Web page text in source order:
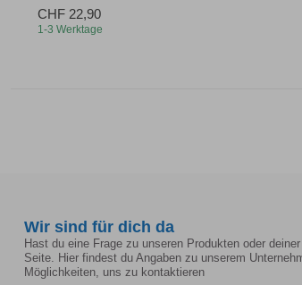
CHF 22,90
1-3 Werktage
Wir sind für dich da
Hast du eine Frage zu unseren Produkten oder
Seite. Hier findest du Angaben zu unserem
Möglichkeiten, uns zu kontaktieren